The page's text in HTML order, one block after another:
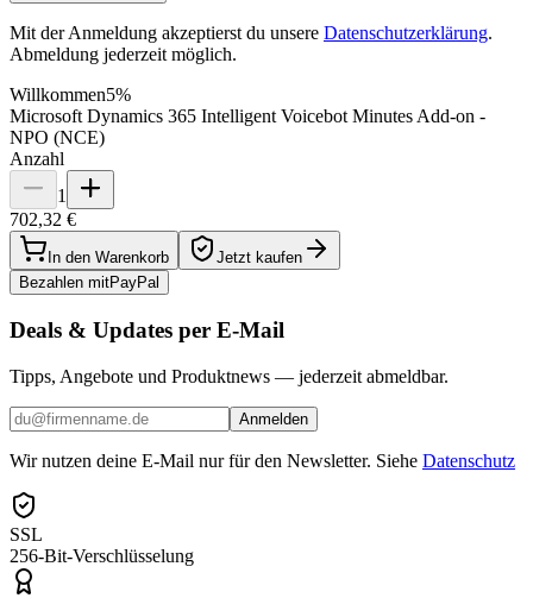
Mit der Anmeldung akzeptierst du unsere Datenschutzerklärung.
Abmeldung jederzeit möglich.
Willkommen5%
Microsoft Dynamics 365 Intelligent Voicebot Minutes Add-on -
NPO (NCE)
Anzahl
1
702,32 €
In den Warenkorb
Jetzt kaufen
Bezahlen mitPayPal
Deals & Updates per E-Mail
Tipps, Angebote und Produktnews — jederzeit abmeldbar.
Anmelden
Wir nutzen deine E-Mail nur für den Newsletter. Siehe Datenschutz
SSL
256-Bit-Verschlüsselung